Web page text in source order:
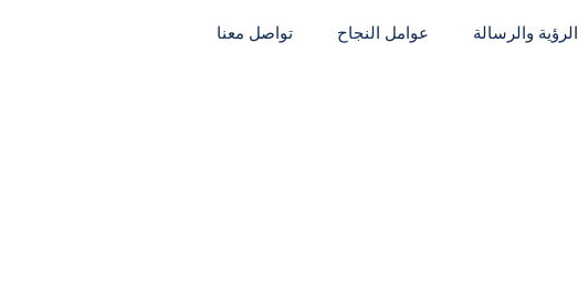
الرؤية والرسالة عوامل النجاح تواصل معنا